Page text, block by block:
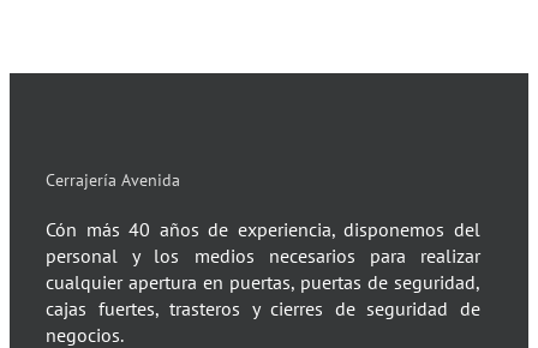
Cerrajería Avenida
Cón más 40 años de experiencia, disponemos del
personal y los medios necesarios para realizar
cualquier apertura en puertas, puertas de seguridad,
cajas fuertes, trasteros y cierres de seguridad de
negocios.